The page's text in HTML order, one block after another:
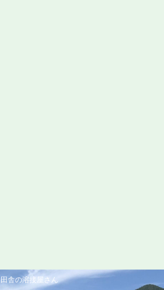
田舎の溶接屋さん